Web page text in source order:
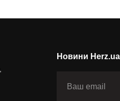
Новини Herz.ua